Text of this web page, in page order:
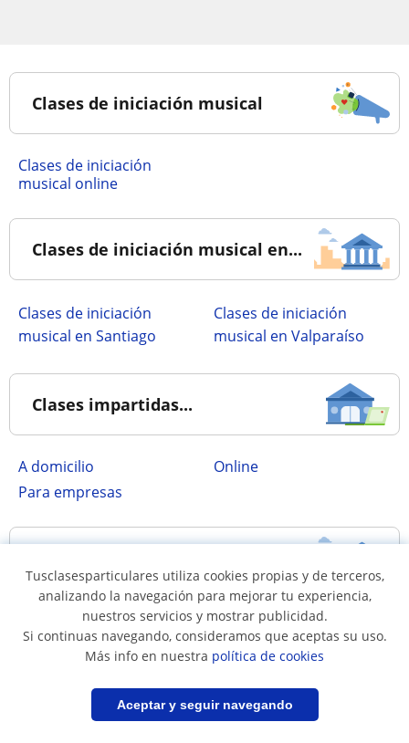
Guardar búsqueda
Clases de iniciación musical
Clases de iniciación
musical online
Clases de iniciación musical en...
Clases de iniciación
musical en Santiago
Clases de iniciación
musical en Valparaíso
Clases impartidas...
a domicilio
online
para empresas
Clases en Santiago
Clases en Valparaíso
Clases en Concepción
Clases en Cautín
Clases en Elqui
Clases en Talca
Tusclasesparticulares utiliza cookies propias y de terceros,
analizando la navegación para mejorar tu experiencia,
nuestros servicios y mostrar publicidad.
Si continuas navegando, consideramos que aceptas su uso.
Más info en nuestra política de cookies
Aceptar y seguir navegando